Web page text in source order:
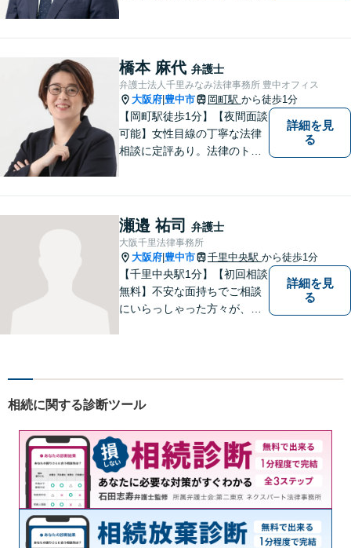
交通事故／企業法務など、幅
広く対応可能。【夜間／休日
対応可能】まずはお気軽にご
連絡ください。
橋本 麻代 弁護士
弁護士法人千里みなみ法律事務所 豊中オフィス
大阪府 豊中市 岡町駅 から徒歩1分
【岡町駅徒歩1分】【夜間面談
可能】女性目線の丁寧な法律
相談に定評あり。法律のトラ
いリーガルサービスを提供し
ます。
詳細を見
る
瀬邉 祐司 弁護士
大阪千里法律事務所
大阪府 豊中市 千里中央駅 から徒歩1分
【千里中央駅1分】【初回相談
無料】不安な面持ちでご相談
にいらっしゃった方々が、少
善の法的手段を選択し、終局
ートいたします。
詳細を見
る
相続に関する診断ツール